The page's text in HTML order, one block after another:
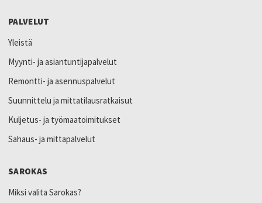
PALVELUT
Yleistä
Myynti- ja asiantuntijapalvelut
Remontti- ja asennuspalvelut
Suunnittelu ja mittatilausratkaisut
Kuljetus- ja työmaatoimitukset
Sahaus- ja mittapalvelut
SAROKAS
Miksi valita Sarokas?